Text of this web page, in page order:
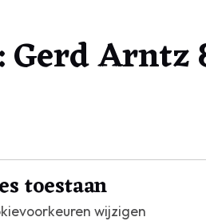
Arntz
toestaan
wijzigen